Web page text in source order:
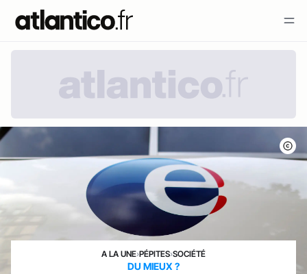
A LA UNE›PÉPITES›SOCIÉTÉ
DU MIEUX ?